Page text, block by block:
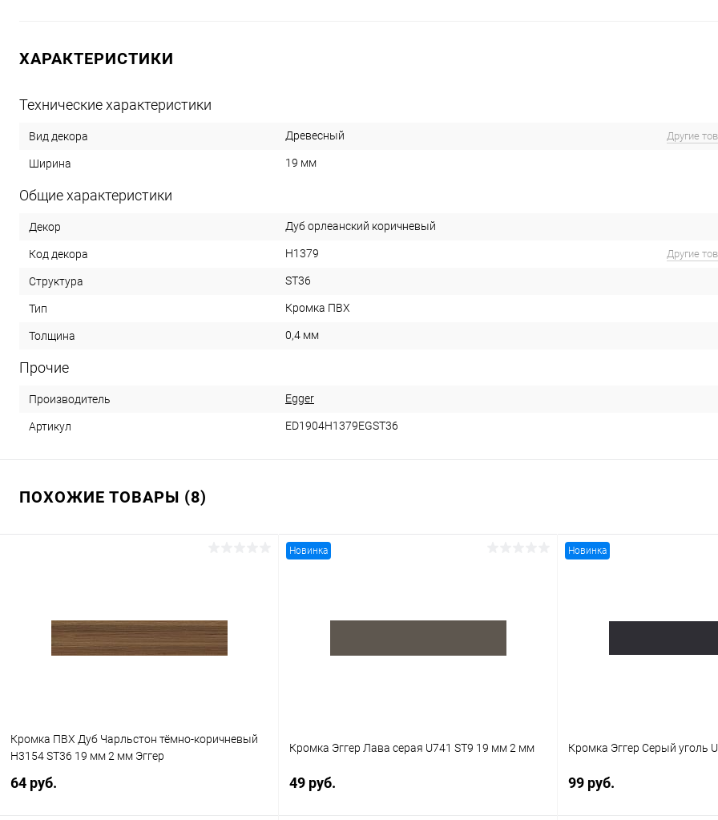
ХАРАКТЕРИСТИКИ
Технические характеристики
Вид декора Древесный Другие
Ширина 19 мм
Общие характеристики
Декор Дуб орлеанский коричневый
Код декора Н1379 Другие
Структура ST36
Тип Кромка ПВХ
Толщина 0,4 мм
Прочие
Производитель Egger
Артикул ED1904Н1379EGST36
ПОХОЖИЕ ТОВАРЫ (8)
Кромка ПВХ Дуб Чарльстон тёмно-коричневый
Н3154 ST36 19 мм 2 мм Эггер
64 руб.
Новинка
Кромка Эггер Лава серая U741 ST9 19 мм 2 мм
49 руб.
Новинка
Кромка Эггер Серый уголь
99 руб.